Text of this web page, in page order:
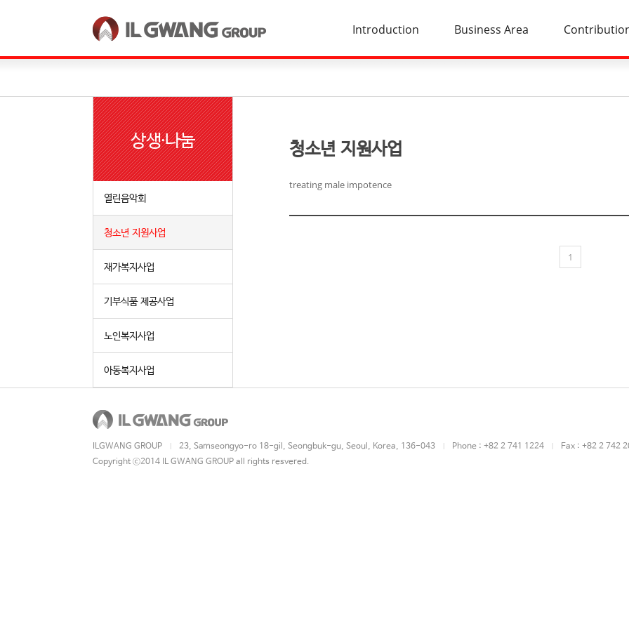
한국어 English Introduction Business Area
상생·나눔
열린음악회
청소년 지원사업
재가복지사업
기부식품 제공사업
노인복지사업
아동복지사업
청소년 지원사업
treating male impotence
1
ILGWANG GROUP 23, Samseongyo-ro 18-gil, Seongbuk-gu, Seoul, Korea, 136-043 Phone : +82 2 741 1224
Fax : +82 2 742
Copyright ⓒ2014 IL GWANG GROUP all rights resvered.